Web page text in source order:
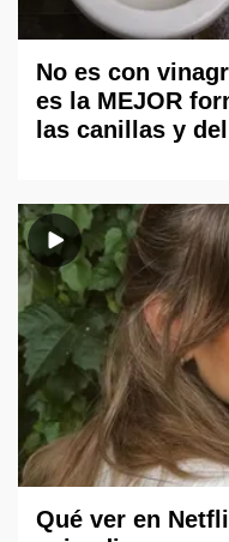
No es con
es la MEJOR
las canillas y
Qué ver en